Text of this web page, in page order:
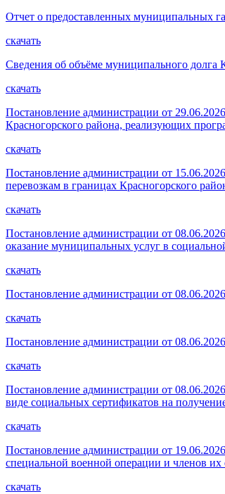
Отчет о предоставленных муниципальных
скачать
Сведения об объёме муниципального долга
скачать
Постановление администрации от
Красногорского района, реализующих
скачать
Постановление администрации от
перевозкам в границах Красногорского
скачать
Постановление администрации от
оказание муниципальных услуг в
скачать
Постановление администрации от
скачать
Постановление администрации от
скачать
Постановление администрации от
виде социальных сертификатов на
скачать
Постановление администрации от
специальной военной операции и членов их
скачать